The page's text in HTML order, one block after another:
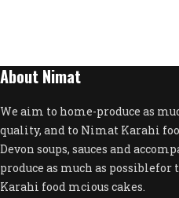
About Nimat
We aim to home-produce as
quality, and to Nimat Karahi
Devon soups, sauces and
produce as much as
Karahi food mcious cakes.